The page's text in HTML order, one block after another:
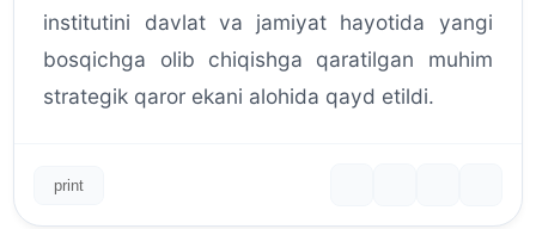
institutini davlat va jamiyat hayotida yangi
bosqichga olib chiqishga qaratilgan muhim
strategik qaror ekani alohida qayd etildi.
print